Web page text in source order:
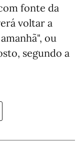
fonte da
voltar a
ou
segundo a